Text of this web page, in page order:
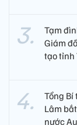
Tạm
Giám
tạo tỉnh
Tổng Bí
Lâm
nước